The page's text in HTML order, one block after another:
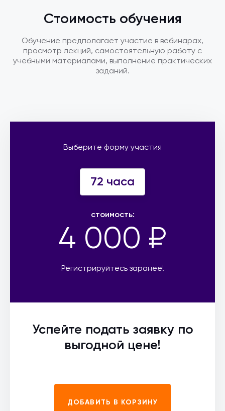
Стоимость обучения
Обучение предполагает участие в вебинарах,
просмотр лекций, самостоятельную работу с
учебными материалами, выполнение практических
заданий.
Выберите форму участия
72 часа
стоимость:
4 000 ₽
Регистрируйтесь заранее!
Успейте подать заявку по
выгодной цене!
ДОБАВИТЬ В КОРЗИНУ